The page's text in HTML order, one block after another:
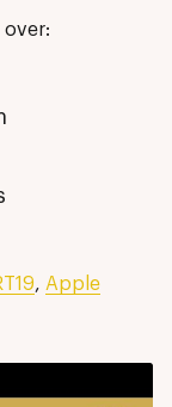
over:
, Apple